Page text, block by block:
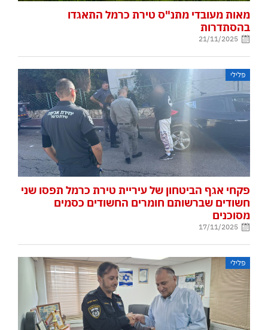
מאות מעובדי מתנ"ס טירת כרמל התאגדו
בהסתדרות
21/11/2025
פלילי
פקחי אגף הביטחון של עיריית טירת כרמל תפסו שני
חשודים שברשותם חומרים החשודים כסמים
מסוכנים
17/11/2025
פלילי